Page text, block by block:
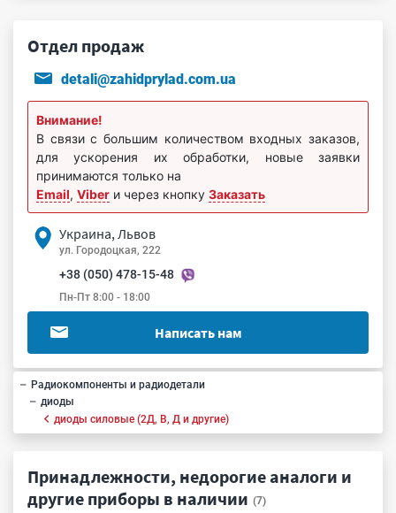
Отдел продаж
detali@zahidprylad.com.ua
Внимание!
В связи с большим количеством входных заказов,
для ускорения их обработки, новые заявки
принимаются только на
Email, Viber и через кнопку Заказать
Украина, Львов
ул. Городоцкая, 222
+38 (050) 478-15-48
Пн-Пт 8:00 - 18:00
Написать нам
Радиокомпоненты и радиодетали
диоды
диоды силовые (2Д, В, Д и другие)
Принадлежности, недорогие аналоги и
другие приборы в наличии (7)